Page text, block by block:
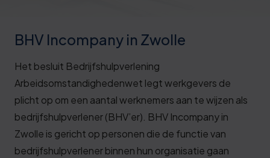
BHV Incompany in Zwolle
Het besluit Bedrijfshulpverlening
Arbeidsomstandighedenwet legt werkgevers de
plicht op om een aantal werknemers aan te wijzen als
bedrijfshulpverlener (BHV’er). BHV Incompany in
Zwolle is gericht op personen die de functie van
bedrijfshulpverlener binnen hun organisatie gaan